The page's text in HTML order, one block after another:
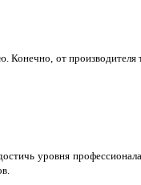
от производителя
уровня